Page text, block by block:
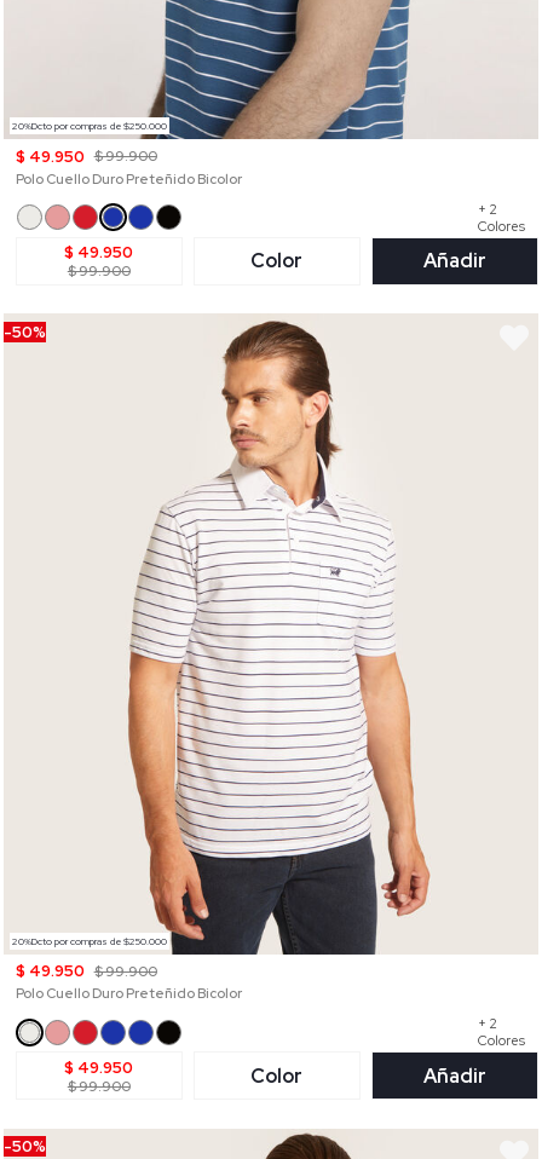
20%Dcto por compras de $250.000
$ 49.950 $ 99.900
Polo Cuello Duro Preteñido Bicolor
+ 2
Colores
$ 49.950
$ 99.900 Color Añadir
20%Dcto por compras de $250.000
-50%
$ 49.950 $ 99.900
Polo Cuello Duro Preteñido Bicolor
+ 2
Colores
$ 49.950
$ 99.900 Color Añadir
-50%